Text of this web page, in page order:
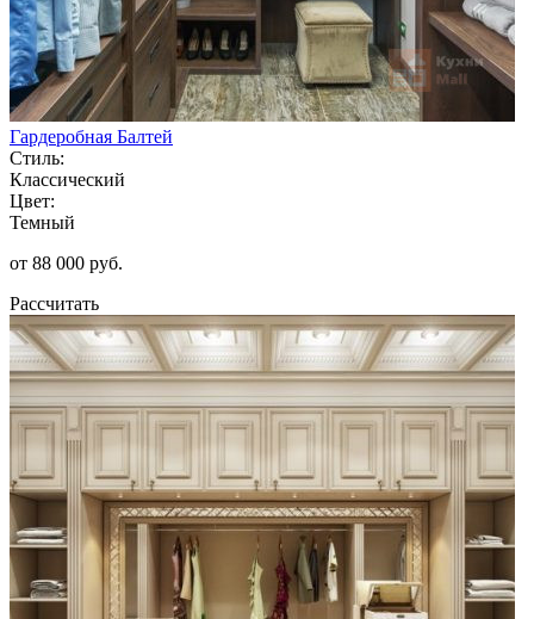
Гардеробная Балтей
Стиль:
Классический
Цвет:
Темный
от 88 000 руб.
Рассчитать